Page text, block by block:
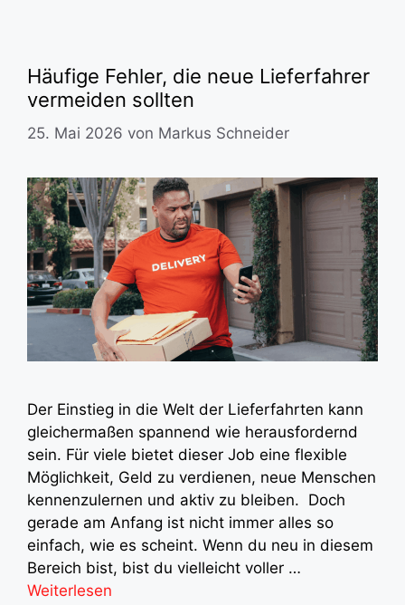
Häufige Fehler, die neue Lieferfahrer
vermeiden sollten
25. Mai 2026 von Markus Schneider
Der Einstieg in die Welt der Lieferfahrten kann
gleichermaßen spannend wie herausfordernd
sein. Für viele bietet dieser Job eine flexible
Möglichkeit, Geld zu verdienen, neue Menschen
kennenzulernen und aktiv zu bleiben. Doch
gerade am Anfang ist nicht immer alles so
einfach, wie es scheint. Wenn du neu in diesem
Bereich bist, bist du vielleicht voller …
Weiterlesen